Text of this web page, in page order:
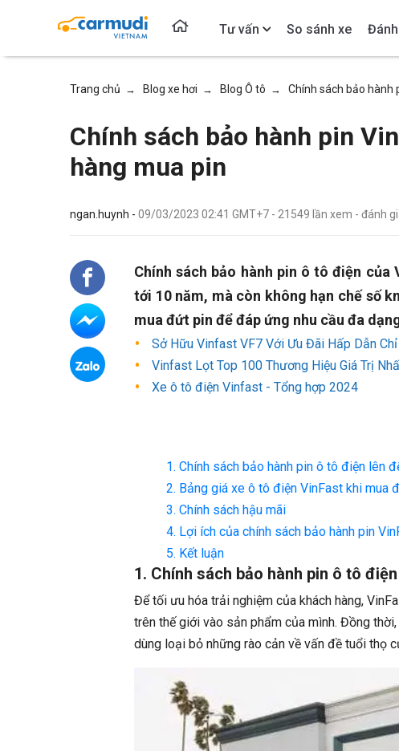
Tư vấn So sánh xe
Trang chủ → Blog xe hơi → Blog Ô tô → Chính sách bảo hành
Chính sách bảo hành pin
hàng mua pin
ngan.huynh - 09/03/2023 02:41 GMT+7 - 21549 lần xem - đánh
Chính sách bảo hành pin ô tô điện
tới 10 năm, mà còn không hạn chế số
mua đứt pin để đáp ứng nhu cầu đa
Sở Hữu Vinfast VF7 Với Ưu Đãi Hấp Dẫn
Vinfast Lọt Top 100 Thương Hiệu Giá Trị
Xe ô tô điện Vinfast - Tổng hợp 2024
1. Chính sách bảo hành pin ô tô điện lên
2. Bảng giá xe ô tô điện VinFast khi mua
3. Chính sách hậu mãi
4. Lợi ích của chính sách bảo hành pin
5. Kết luận
1. Chính sách bảo hành pin ô tô
Để tối ưu hóa trải nghiệm của khách hàng,
trên thế giới vào sản phẩm của mình. Đồng
dùng loại bỏ những rào cản về vấn đề tuổi thọ